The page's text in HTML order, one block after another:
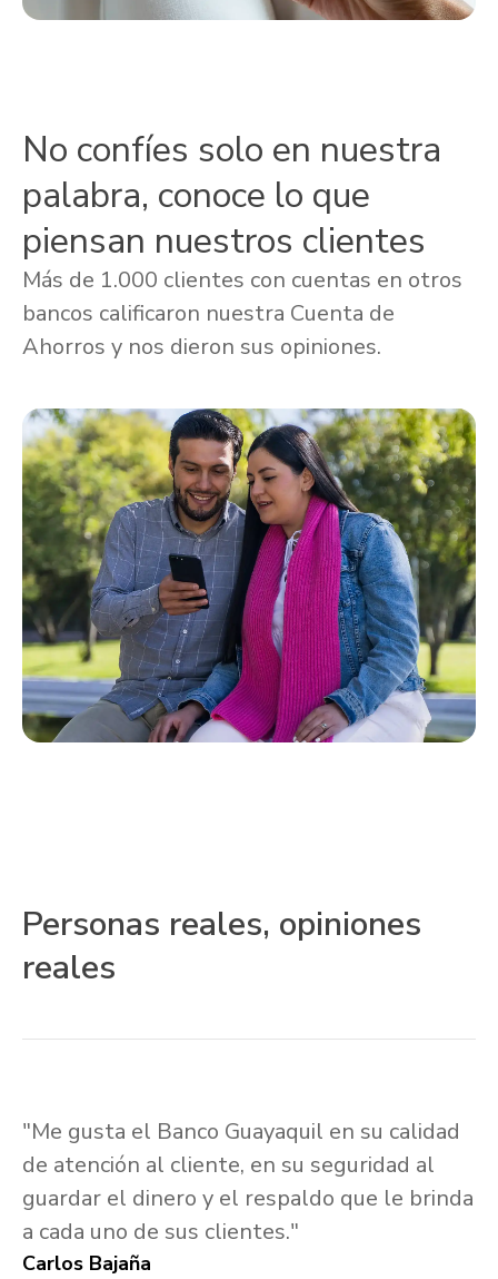
No confíes solo en nuestra
palabra, conoce lo que
piensan nuestros clientes
Más de 1.000 clientes con cuentas en otros
bancos calificaron nuestra Cuenta de
Ahorros y nos dieron sus opiniones.
Personas reales, opiniones
reales
"Me gusta el Banco Guayaquil en su calidad
de atención al cliente, en su seguridad al
guardar el dinero y el respaldo que le brinda
a cada uno de sus clientes."
Carlos Bajaña